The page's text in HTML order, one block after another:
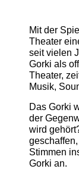
Mit der
Theater
seit vielen
Gorki als
Theater,
Musik,
Das Gorki
der
wird
Stimmen
Gorki an.